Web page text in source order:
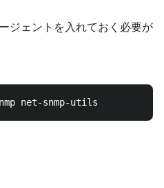
ジェントを入れておく必要が